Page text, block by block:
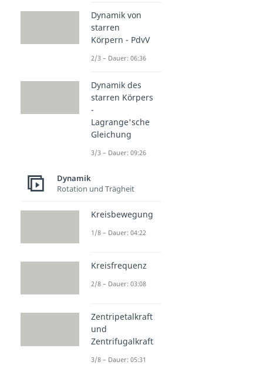
Dynamik von
starren
Körpern - PdvV
2/3 – Dauer: 06:36
Dynamik des
starren Körpers
-
Lagrange'sche
Gleichung
3/3 – Dauer: 09:26
Dynamik
Rotation und Trägheit
Kreisbewegung
1/8 – Dauer: 04:22
Kreisfrequenz
2/8 – Dauer: 03:08
Zentripetalkraft
und
Zentrifugalkraft
3/8 – Dauer: 05:31